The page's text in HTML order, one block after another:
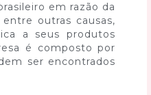
em razão da
outras causas,
a seus produtos
é composto por
ser encontrados